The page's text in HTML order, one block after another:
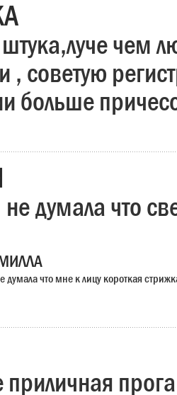
чем
, советую
больше
думала что
думала что мне к лицу короткая